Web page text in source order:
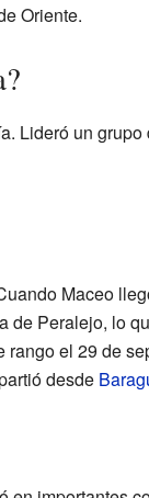
Oriente.
Lideró un grupo
Maceo
Peralejo, lo
el 29 de
desde